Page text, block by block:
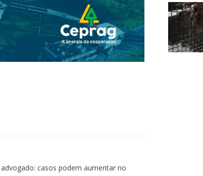
casos podem aumentar no